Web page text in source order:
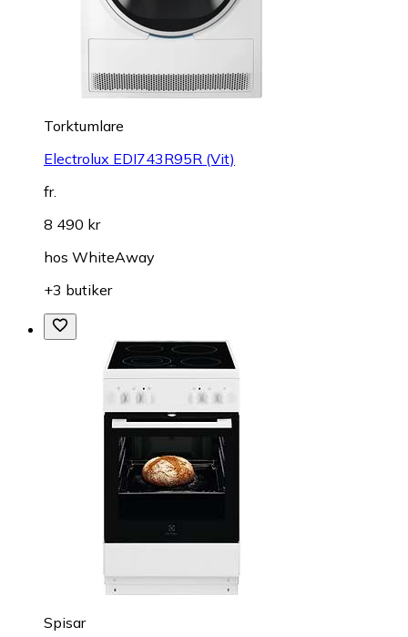
Torktumlare
Electrolux EDI743R95R (Vit)
fr.
8 490 kr
hos WhiteAway
+3 butiker
Spisar